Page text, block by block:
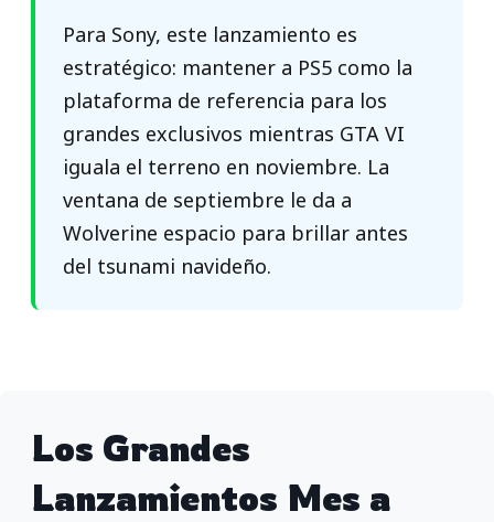
Para Sony, este lanzamiento es
estratégico: mantener a PS5 como la
plataforma de referencia para los
grandes exclusivos mientras GTA VI
iguala el terreno en noviembre. La
ventana de septiembre le da a
Wolverine espacio para brillar antes
del tsunami navideño.
Los Grandes
Lanzamientos Mes a